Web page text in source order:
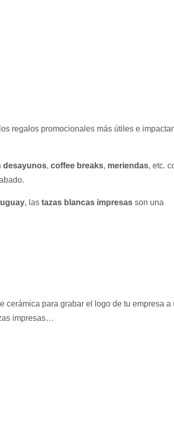
regalos promocionales más útiles e
desayunos, coffee breaks, meriendas, etc.
, las tazas blancas impresas son una
cerámica para grabar el logo de tu empresa a
impresas…